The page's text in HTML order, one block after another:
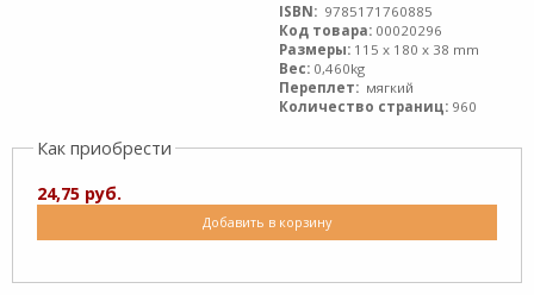
ISBN: 9785171760885
Код товара: 00020296
Размеры: 115 x 180 x 38 mm
Вес: 0,460kg
Переплет: мягкий
Количество страниц: 960
Как приобрести
24,75 руб.
Добавить в корзину